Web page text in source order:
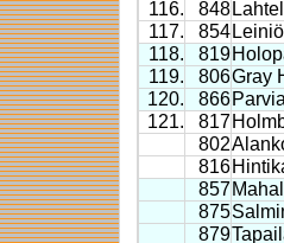
116.
848
117.
854
118.
819
119.
806Gray
120.
866
121.
817
802
816
857
875
879